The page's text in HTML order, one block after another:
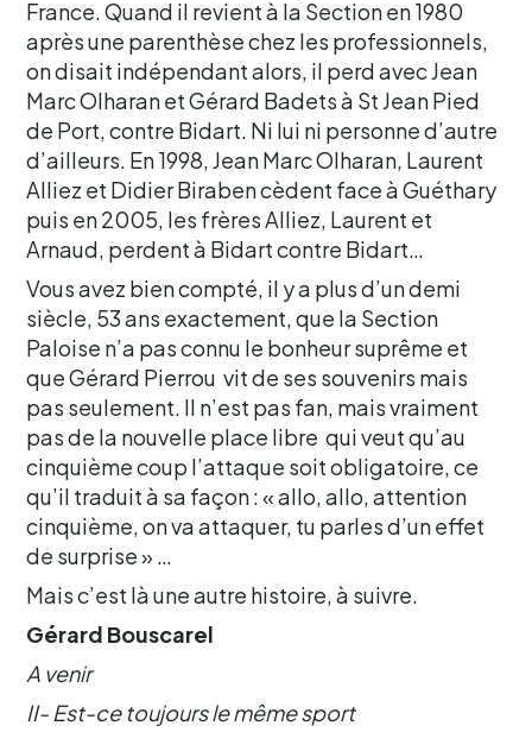
France. Quand il revient à la Section en 1980
après une parenthèse chez les professionnels,
on disait indépendant alors, il perd avec Jean
Marc Olharan et Gérard Badets à St Jean Pied
de Port, contre Bidart. Ni lui ni personne d’autre
d’ailleurs. En 1998, Jean Marc Olharan, Laurent
Alliez et Didier Biraben cèdent face à Guéthary
puis en 2005, les frères Alliez, Laurent et
Arnaud, perdent à Bidart contre Bidart…
Vous avez bien compté, il y a plus d’un demi
siècle, 53 ans exactement, que la Section
Paloise n’a pas connu le bonheur suprême et
que Gérard Pierrou vit de ses souvenirs mais
pas seulement. Il n’est pas fan, mais vraiment
pas de la nouvelle place libre qui veut qu’au
cinquième coup l’attaque soit obligatoire, ce
qu’il traduit à sa façon : « allo, allo, attention
cinquième, on va attaquer, tu parles d’un effet
de surprise » …
Mais c’est là une autre histoire, à suivre.
Gérard Bouscarel
A venir
II- Est-ce toujours le même sport